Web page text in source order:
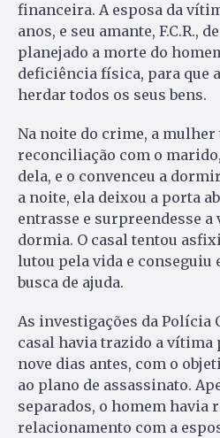
financeira. A esposa da
anos, e seu amante, F.C.R.,
planejado a morte do
deficiência física, para que
herdar todos os seus bens.
Na noite do crime, a
reconciliação com o
dela, e o convenceu a
a noite, ela deixou a porta
entrasse e surpreendesse
dormia. O casal tentou
lutou pela vida e conseguiu
busca de ajuda.
As investigações da Polícia
casal havia trazido a vítima
nove dias antes, com o
ao plano de assassinato.
separados, o homem havia
relacionamento com a